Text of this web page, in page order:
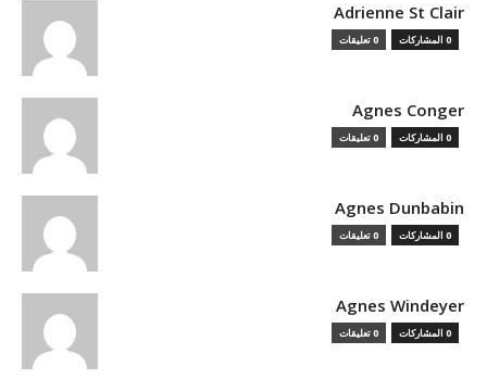
Adrienne St Clair
0 المشاركات 0 تعليقات
Agnes Conger
0 المشاركات 0 تعليقات
Agnes Dunbabin
0 المشاركات 0 تعليقات
Agnes Windeyer
0 المشاركات 0 تعليقات